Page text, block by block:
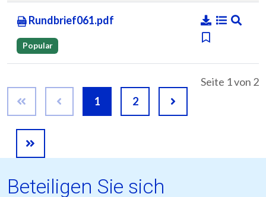
Rundbrief061.pdf
Popular
Seite 1 von 2
1
2
Beteiligen Sie sich